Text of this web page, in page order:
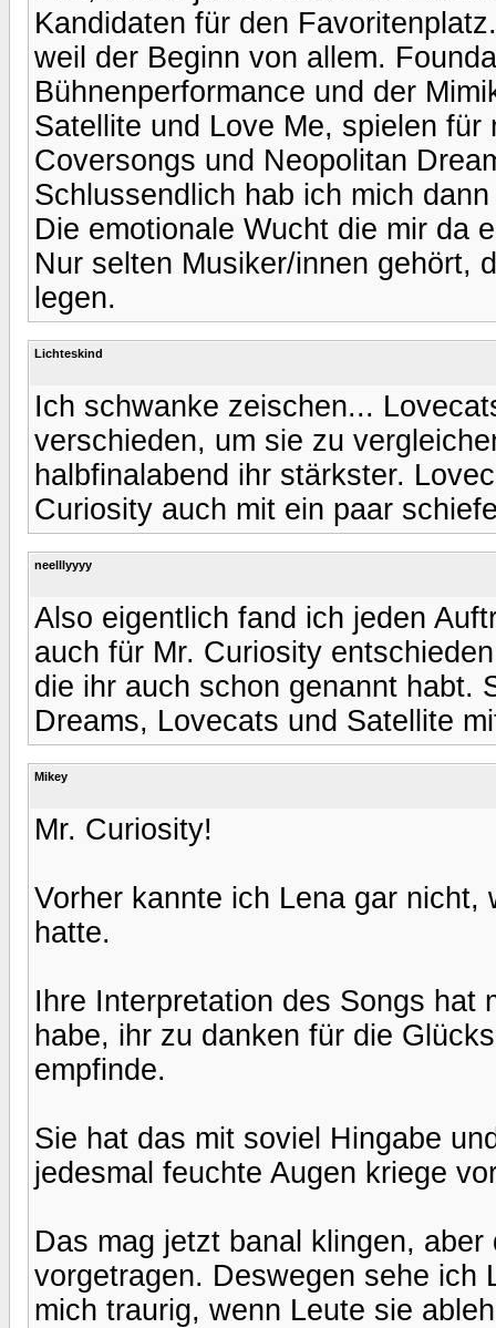
Kandidaten für den
weil der Beginn von allem.
Bühnenperformance und der
Satellite und Love Me, spielen
Coversongs und Neopolitan
Schlussendlich hab ich mich
Die emotionale Wucht die mir da
Nur selten Musiker/innen gehört,
legen.
Lichteskind
Ich schwanke zeischen...
verschieden, um sie zu
halbfinalabend ihr stärkster.
Curiosity auch mit ein paar
neelllyyyy
Also eigentlich fand ich jeden
auch für Mr. Curiosity
die ihr auch schon genannt habt.
Dreams, Lovecats und Satellite
Mikey
Mr. Curiosity!
Vorher kannte ich Lena gar
hatte.
Ihre Interpretation des Songs hat
habe, ihr zu danken für die
empfinde.
Sie hat das mit soviel Hingabe
jedesmal feuchte Augen kriege
Das mag jetzt banal klingen,
vorgetragen. Deswegen sehe ich
mich traurig, wenn Leute sie